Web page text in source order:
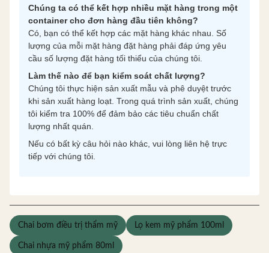
Chúng ta có thể kết hợp nhiều mặt hàng trong một
container cho đơn hàng đầu tiên không?
Có, bạn có thể kết hợp các mặt hàng khác nhau. Số
lượng của mỗi mặt hàng đặt hàng phải đáp ứng yêu
cầu số lượng đặt hàng tối thiểu của chúng tôi.
Làm thế nào để bạn kiểm soát chất lượng?
Chúng tôi thực hiện sản xuất mẫu và phê duyệt trước
khi sản xuất hàng loạt. Trong quá trình sản xuất, chúng
tôi kiểm tra 100% để đảm bảo các tiêu chuẩn chất
lượng nhất quán.
Nếu có bất kỳ câu hỏi nào khác, vui lòng liên hệ trực
tiếp với chúng tôi.
Chai bơm điều trị thẩm mỹ Lọ kem mỹ phẩm 100ml
Chai nhựa mỹ phẩm 80ml